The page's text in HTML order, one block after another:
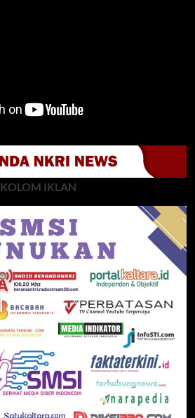
KOLOM IKLAN